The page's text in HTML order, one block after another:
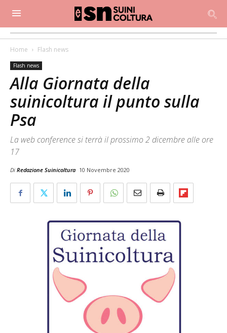
Home Flash news
Flash news
Alla Giornata della
suinicoltura il punto sulla
Psa
La web conference si terrà il prossimo 2 dicembre alle ore
17
Di Redazione Suinicoltura 10 Novembre 2020